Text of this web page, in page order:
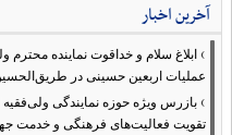
آخرین اخبار
› ابلاغ سلام و خداقوت نماینده
عملیات اربعین حسینی در
› بازرس ویژه حوزه نمایندگی ولی‌فقیه
تقویت فعالیت‌های فرهنگی و خدمت